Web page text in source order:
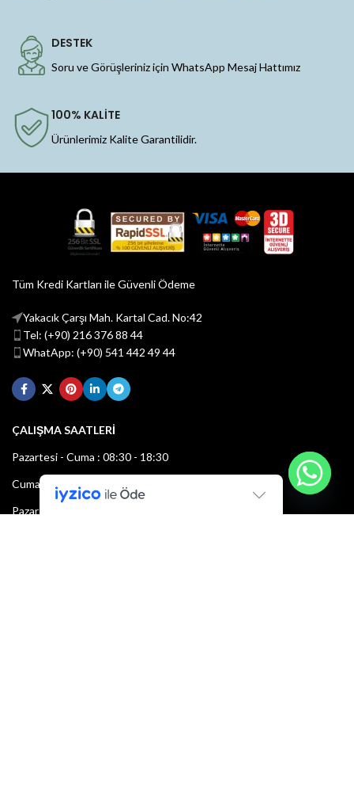
DESTEK
Soru ve Görüşleriniz için WhatsApp Mesaj Hattımız
100% KALİTE
Ürünlerimiz Kalite Garantilidir.
Tüm Kredi Kartları ile Güvenli Ödeme
Yakacık Çarşı Mah. Kartal Cad. No:42
Tel: (+90) 216 376 88 44
WhatApp: (+90) 541 442 49 44
ÇALIŞMA SAATLERİ
Pazartesi - Cuma : 08:30 - 18:30
Cumartesi : 08:30 - 13:00
Pazar: Kapalı